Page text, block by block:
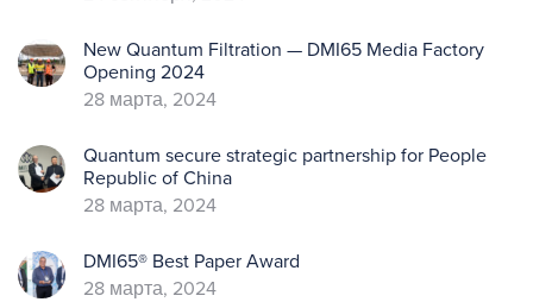
New Quantum Filtration — DMI65 Media Factory
Opening 2024
28 марта, 2024
Quantum secure strategic partnership for People
Republic of China
28 марта, 2024
DMI65® Best Paper Award
28 марта, 2024